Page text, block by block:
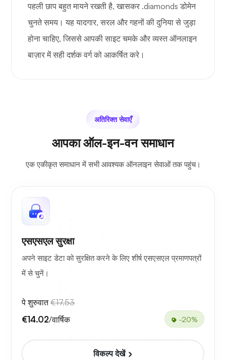
पहली छाप बहुत मायने रखती है, खासकर .diamonds डोमेन
चुनते समय। यह यादगार, सरल और गहनों की दुनिया से जुड़ा
होना चाहिए, जिससे आपकी साइट चमके और व्यस्त ऑनलाइन
बाज़ार में सही दर्शक वर्ग को आकर्षित करे।
अतिरिक्त सेवाएँ
आपका ऑल-इन-वन समाधान
एक एकीकृत समाधान में सभी आवश्यक ऑनलाइन सेवाओं तक पहुंच।
एसएसएल सुरक्षा
अपने साइट डेटा को सुरक्षित करने के लिए शीर्ष एसएसएल प्रमाणपत्रों
में से चुनें।
पे शुरुवात€17.53
€14.02/वार्षिक -20%
विकल्प देखें